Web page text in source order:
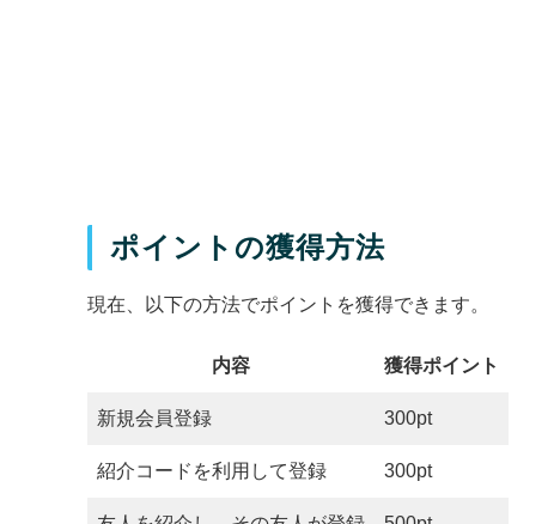
ポイントの獲得方法
現在、以下の方法でポイントを獲得できます。
内容 獲得ポイント
新規会員登録 300pt
紹介コードを利用して登録 300pt